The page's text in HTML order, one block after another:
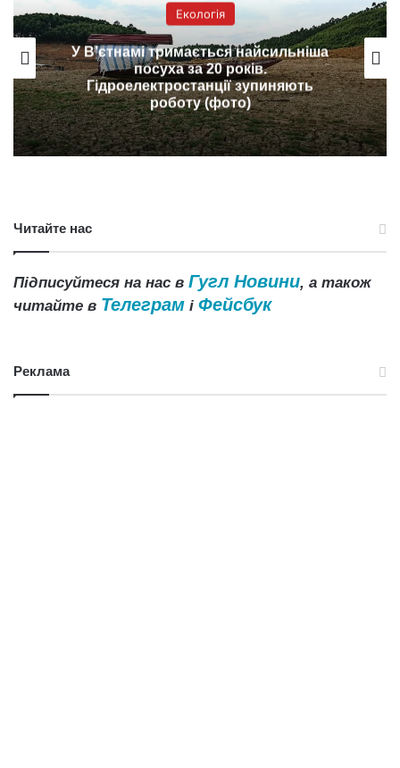
Екологія
У В’єтнамі тримається найсильніша
посуха за 20 років.
Гідроелектростанції зупиняють
роботу (фото)
Читайте нас
Підписуйтеся на нас в Гугл Новини, а також
читайте в Телеграм і Фейсбук
Реклама